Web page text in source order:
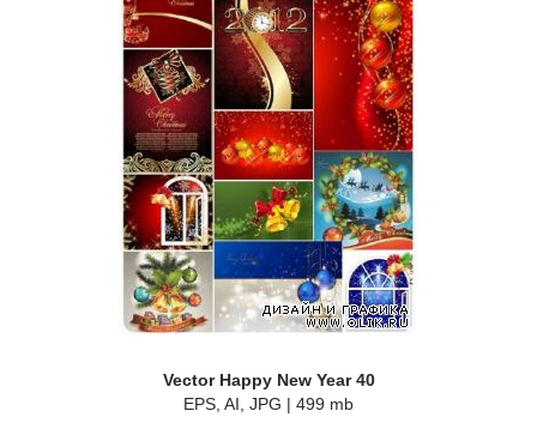
Vector Happy New Year 40
EPS, AI, JPG | 499 mb